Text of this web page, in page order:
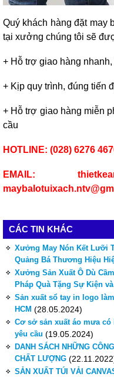
Quý khách hàng đặt may
tại xưởng chúng tôi sẽ
+ Hỗ trợ giao hàng
+ Kịp quy trình, đúng tiến
+ Hỗ trợ giao hàng miễn
cầu
HOTLINE: (028) 6276
EMAIL:
CÁC TIN KHÁC
Xưởng May Nón Kết Lưỡi
Quảng Bá Thương Hiệu
Xưởng Sản Xuất Ô Dù
Pháp Quà Tặng Sự Kiện
Sản xuất sổ tay in logo
HCM (28.05.2024)
Cơ sở sản xuất áo mưa
yêu cầu (19.05.2024)
DANH SÁCH NHỮNG
CHẤT LƯỢNG
SẢN XUẤT TÚI VẢI